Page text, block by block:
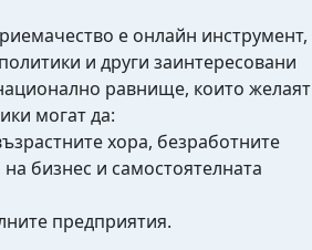
е онлайн инструмент,
и други заинтересовани
равнище, които желаят
могат да:
хора, безработните
бизнес и самостоятелната
предприятия.